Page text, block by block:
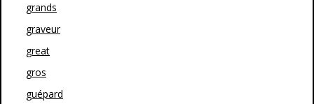
grands
graveur
great
gros
guépard